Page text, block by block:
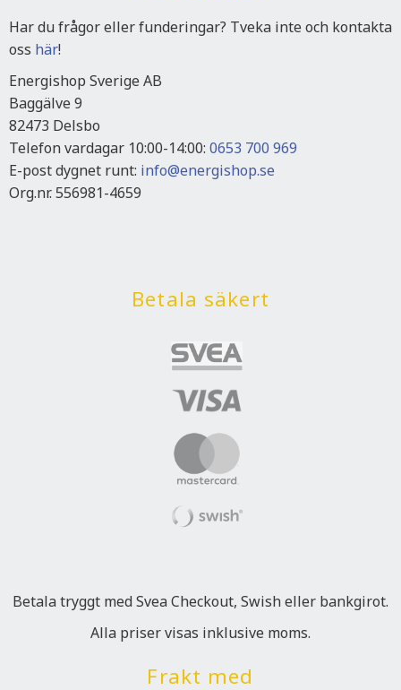
Har du frågor eller funderingar? Tveka inte och kontakta
oss här!
Energishop Sverige AB
Baggälve 9
82473 Delsbo
Telefon vardagar 10:00-14:00: 0653 700 969
E-post dygnet runt: info@energishop.se
Org.nr. 556981-4659
Betala säkert
Betala tryggt med Svea Checkout, Swish eller bankgirot.
Alla priser visas inklusive moms.
Frakt med